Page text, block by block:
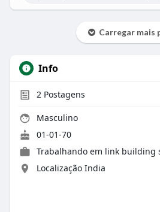
Carregar mais
Info
2Postagens
Masculino
01-01-70
Trabalhando em link building
Localização India